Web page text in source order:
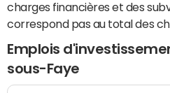
charges financières et des
correspond pas au total des
Emplois
sous-Faye